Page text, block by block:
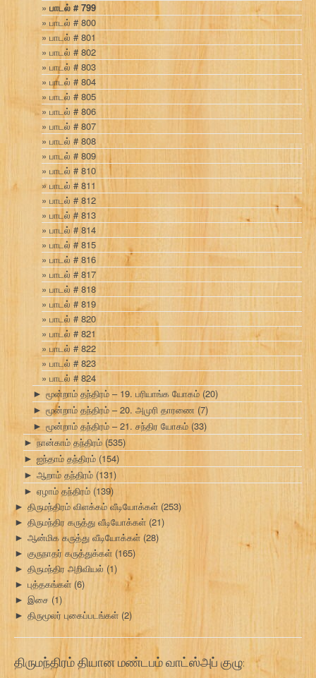
பாடல் # 799
பாடல் # 800
பாடல் # 801
பாடல் # 802
பாடல் # 803
பாடல் # 804
பாடல் # 805
பாடல் # 806
பாடல் # 807
பாடல் # 808
பாடல் # 809
பாடல் # 810
பாடல் # 811
பாடல் # 812
பாடல் # 813
பாடல் # 814
பாடல் # 815
பாடல் # 816
பாடல் # 817
பாடல் # 818
பாடல் # 819
பாடல் # 820
பாடல் # 821
பாடல் # 822
பாடல் # 823
பாடல் # 824
► மூன்றாம் தந்திரம் – 19. பரியாங்க யோகம் (20)
► மூன்றாம் தந்திரம் – 20. அமுரி தாரணை (7)
► மூன்றாம் தந்திரம் – 21. சந்திர யோகம் (33)
► நான்காம் தந்திரம் (535)
► ஐந்தாம் தந்திரம் (154)
► ஆறாம் தந்திரம் (131)
► ஏழாம் தந்திரம் (139)
► திருமந்திரம் விளக்கம் வீடியோக்கள் (253)
► திருமந்திர கருத்து வீடியோக்கள் (21)
► ஆன்மிக கருத்து வீடியோக்கள் (28)
► குருநாதர் கருத்துக்கள் (165)
► திருமந்திர அறிவியல் (1)
► புத்தகங்கள் (6)
► இசை (1)
► திருமூலர் புகைப்படங்கள் (2)
திருமந்திரம் தியான மண்டபம் வாட்ஸ்அப் குழு: